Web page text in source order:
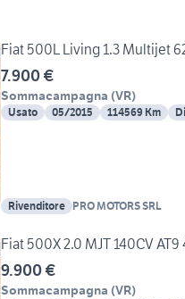
Fiat 500L Living 1.3 Multijet
7.900 €
Sommacampagna (VR)
Usato 05/2015 114569 Km
Rivenditore PRO MOTORS SRL
Fiat 500X 2.0 MJT 140CV
9.900 €
Sommacampagna (VR)